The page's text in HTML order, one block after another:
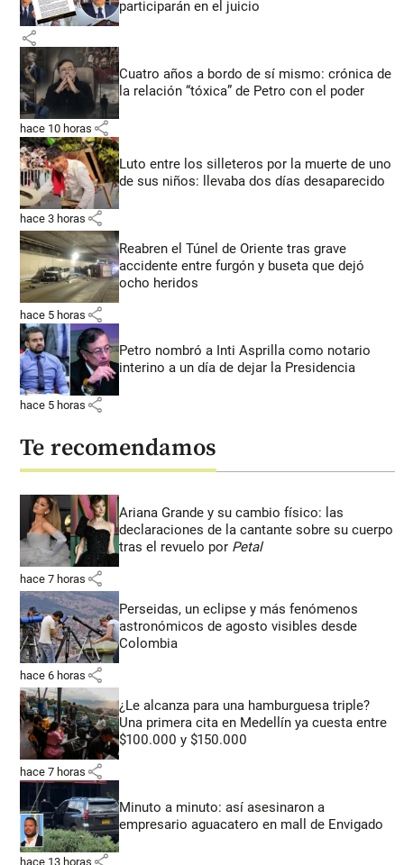
participarán en el juicio
share
Cuatro años a bordo de sí mismo: crónica de
la relación “tóxica” de Petro con el poder
hace 10 horas share
Luto entre los silleteros por la muerte de uno
de sus niños: llevaba dos días desaparecido
hace 3 horas share
Reabren el Túnel de Oriente tras grave
accidente entre furgón y buseta que dejó
ocho heridos
hace 5 horas share
Petro nombró a Inti Asprilla como notario
interino a un día de dejar la Presidencia
hace 5 horas share
Te recomendamos
Ariana Grande y su cambio físico: las
declaraciones de la cantante sobre su cuerpo
tras el revuelo por Petal
hace 7 horas share
Perseidas, un eclipse y más fenómenos
astronómicos de agosto visibles desde
Colombia
hace 6 horas share
¿Le alcanza para una hamburguesa triple?
Una primera cita en Medellín ya cuesta entre
$100.000 y $150.000
hace 7 horas share
Minuto a minuto: así asesinaron a
empresario aguacatero en mall de Envigado
hace 13 horas